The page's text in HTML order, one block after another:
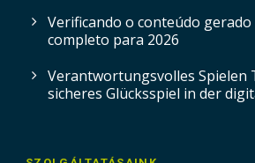
Verificando o conteúdo gerado
completo para 2026
Verantwortungsvolles Spielen
sicheres Glücksspiel in der